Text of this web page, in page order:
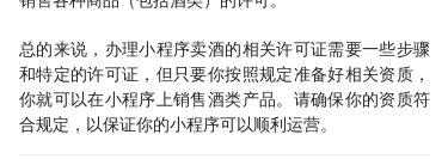
总的来说，办理小程序卖酒的相关许可证需要一些步骤
和特定的许可证，但只要你按照规定准备好相关资质，
你就可以在小程序上销售酒类产品。请确保你的资质符
合规定，以保证你的小程序可以顺利运营。